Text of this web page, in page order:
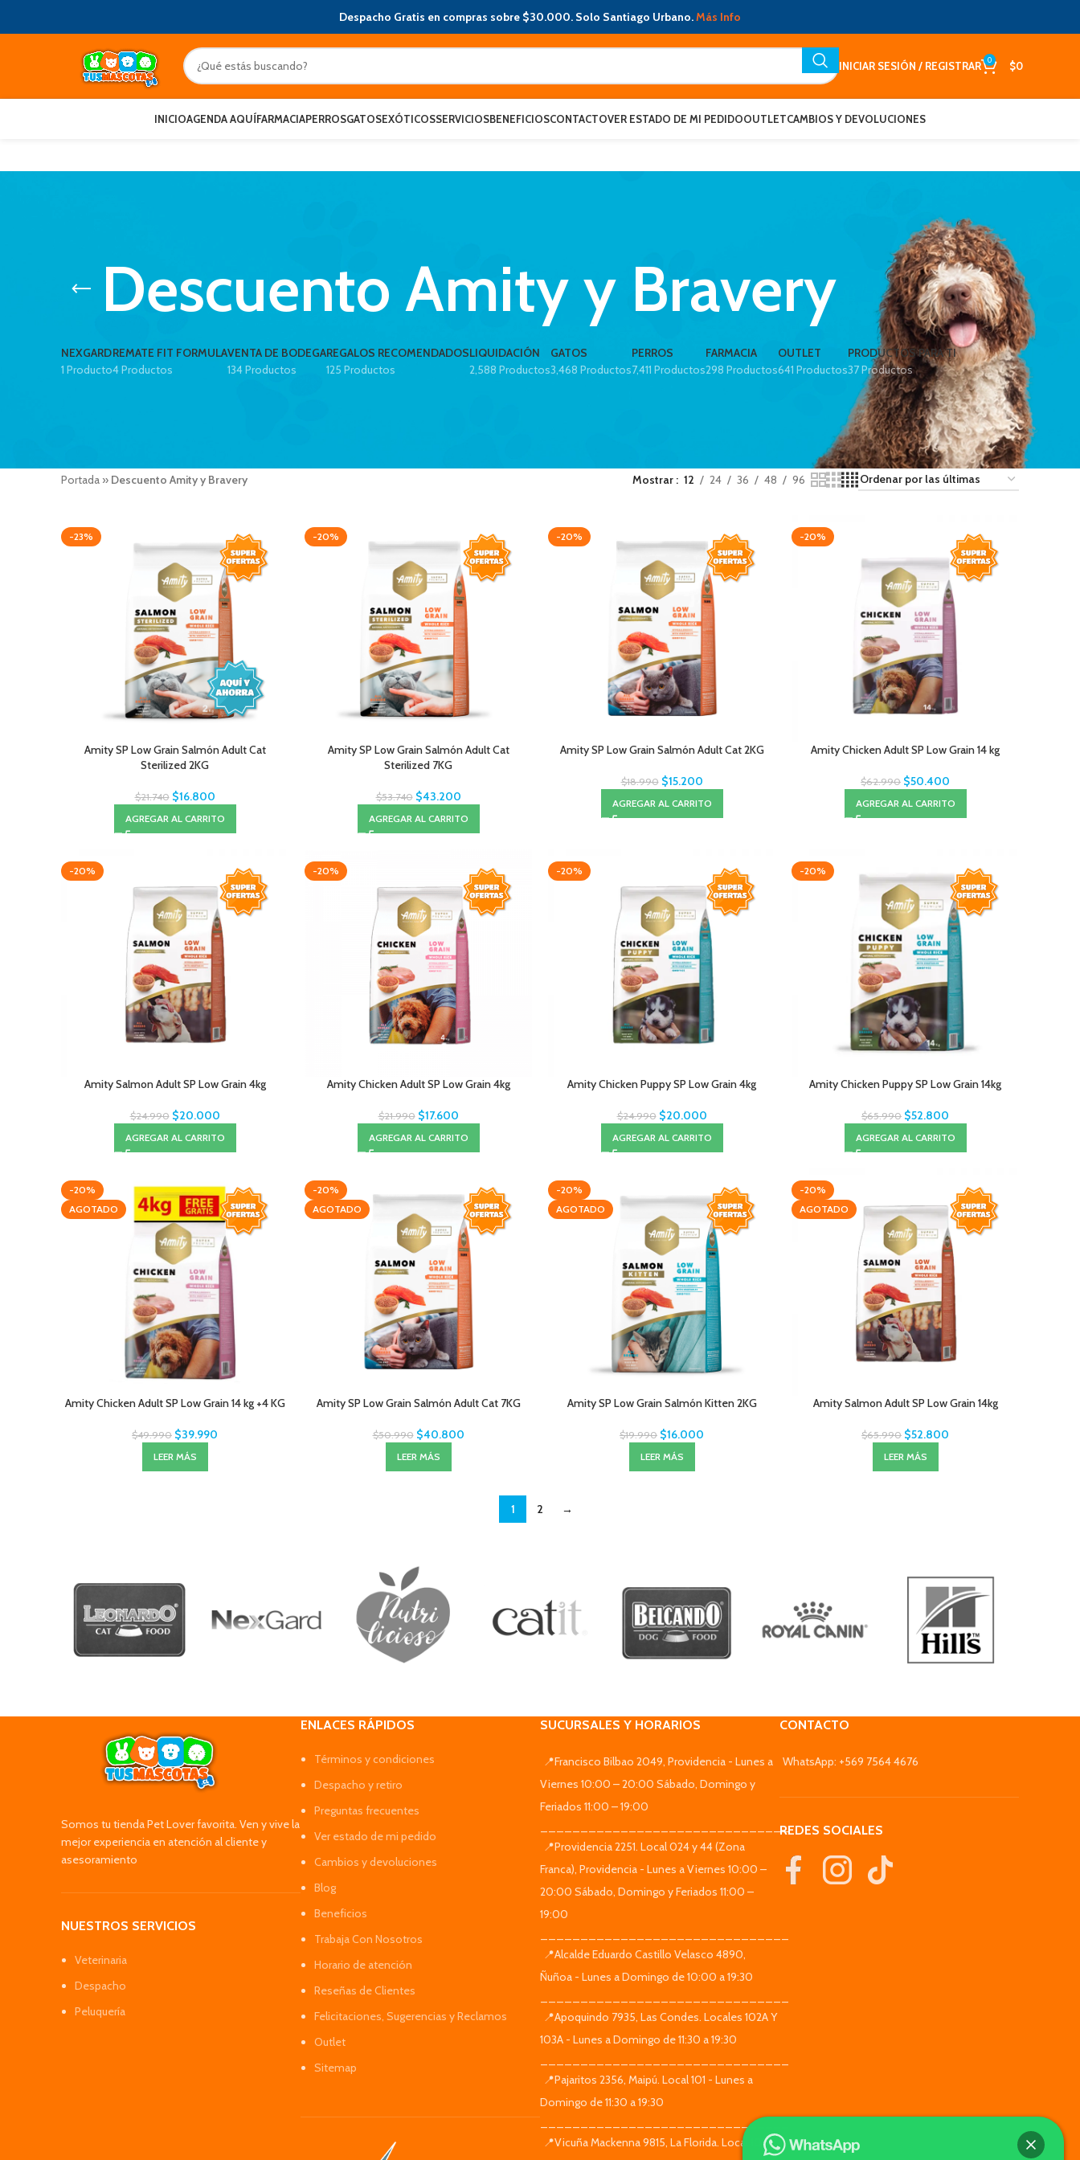
Despacho Gratis en compras sobre $30.000. Solo Santiago Urbano.Más Info
INICIAR SESIÓN / REGISTRAR 0 $0
INICIOAGENDA AQUÍFARMACIAPERROSGATOSEXÓTICOSSERVICIOSBENEFICIOSCONTACTOVER ESTADO DE MI PEDIDOOUTLETCAMBIOS Y DEVOLUCIONES
Descuento Amity y Bravery
NEXGARD
1 Producto
REMATE FIT FORMULA
4 Productos
VENTA DE BODEGA
134 Productos
REGALOS RECOMENDADOS
125 Productos
LIQUIDACIÓN
2,588 Productos
GATOS
3,468 Productos
PERROS
7,411 Productos
FARMACIA
298 Productos
OUTLET
641 Productos
PRODUCTOS PARA TI
37 Productos
Portada » Descuento Amity y Bravery Mostrar 12 24 36 48 96
-23%
Amity SP Low Grain Salmón Adult Cat
Sterilized 2KG
$21.740 $16.800
AGREGAR AL CARRITO
-20%
Amity SP Low Grain Salmón Adult Cat
Sterilized 7KG
$53.740 $43.200
AGREGAR AL CARRITO
-20%
Amity SP Low Grain Salmón Adult Cat 2KG
$18.990 $15.200
AGREGAR AL CARRITO
-20%
Amity Chicken Adult SP Low Grain 14 kg
$62.990 $50.400
AGREGAR AL CARRITO
-20%
Amity Salmon Adult SP Low Grain 4kg
$24.990 $20.000
AGREGAR AL CARRITO
-20%
Amity Chicken Adult SP Low Grain 4kg
$21.990 $17.600
AGREGAR AL CARRITO
-20%
Amity Chicken Puppy SP Low Grain 4kg
$24.990 $20.000
AGREGAR AL CARRITO
-20%
Amity Chicken Puppy SP Low Grain 14kg
$65.990 $52.800
AGREGAR AL CARRITO
-20%
AGOTADO
Amity Chicken Adult SP Low Grain 14 kg +4 KG
$49.990 $39.990
LEER MÁS
-20%
AGOTADO
Amity SP Low Grain Salmón Adult Cat 7KG
$50.990 $40.800
LEER MÁS
-20%
AGOTADO
Amity SP Low Grain Salmón Kitten 2KG
$19.990 $16.000
LEER MÁS
-20%
AGOTADO
Amity Salmon Adult SP Low Grain 14kg
$65.990 $52.800
LEER MÁS
1 2 →
Somos tu tienda Pet Lover favorita. Ven y vive la
mejor experiencia en atención al cliente y
asesoramiento
NUESTROS SERVICIOS
Veterinaria
Despacho
Peluquería
ENLACES RÁPIDOS
Términos y condiciones
Despacho y retiro
Preguntas frecuentes
Ver estado de mi pedido
Cambios y devoluciones
Blog
Beneficios
Trabaja Con Nosotros
Horario de atención
Reseñas de Clientes
Felicitaciones, Sugerencias y Reclamos
Outlet
Sitemap
SUCURSALES Y HORARIOS
📍Francisco Bilbao 2049, Providencia - Lunes a
Viernes 10:00 – 20:00 Sábado, Domingo y
Feriados 11:00 – 19:00
_______________________________
📍Providencia 2251. Local 024 y 44 (Zona
Franca), Providencia - Lunes a Viernes 10:00 –
20:00 Sábado, Domingo y Feriados 11:00 –
19:00
📍Alcalde Eduardo Castillo Velasco 4890,
Ñuñoa - Lunes a Domingo de 10:00 a 19:30
📍Apoquindo 7935, Las Condes. Locales 102A Y
103A - Lunes a Domingo de 11:30 a 19:30
📍Pajaritos 2356, Maipú. Local 101 - Lunes a
Domingo de 11:30 a 19:30
_______________________________
📍Vicuña Mackenna 9815, La Florida. Local 104 -
CONTACTO
WhatsApp: +569 7564 4676
REDES SOCIALES